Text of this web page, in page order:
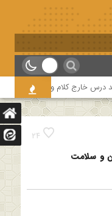
خارج کلام و اساتید حوزه و
24
و سلامت